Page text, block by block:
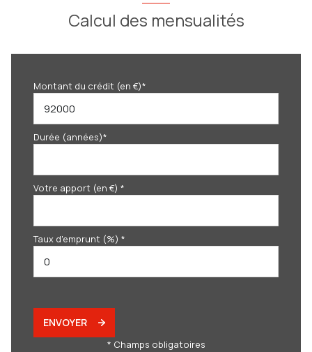
Calcul des mensualités
Montant du crédit (en €)*
Durée (années)*
Votre apport (en €) *
Taux d'emprunt (%) *
ENVOYER
* Champs obligatoires